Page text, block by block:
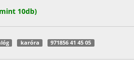
10db)
karóra 971856 41 45 05